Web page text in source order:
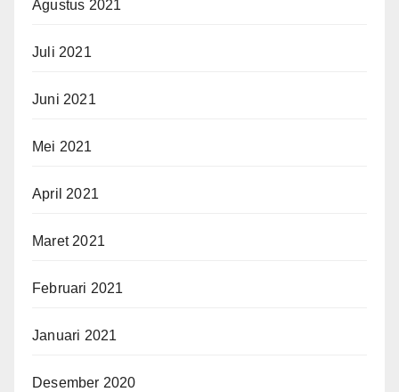
Agustus 2021
Juli 2021
Juni 2021
Mei 2021
April 2021
Maret 2021
Februari 2021
Januari 2021
Desember 2020